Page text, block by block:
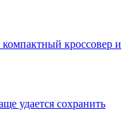
кроссовер и
удается сохранить